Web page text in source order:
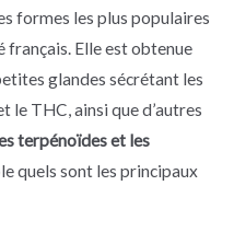
formes les plus populaires
français. Elle est obtenue
glandes sécrétant les
le THC, ainsi que d’autres
terpénoïdes et les
quels sont les principaux